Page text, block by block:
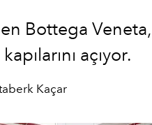
Bottega
açıyor.
Kaçar